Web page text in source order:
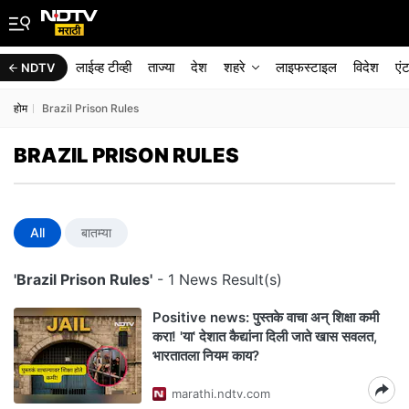
NDTV लाईव्ह टीव्ही ताज्या देश शहरे लाइफस्टाइल विदेश
होम Brazil Prison Rules
BRAZIL PRISON RULES
All बातम्या
'Brazil Prison Rules' - 1 News Result(s)
Positive news: पुस्तके वाचा अन् शिक्षा कमी
करा! 'या' देशात कैद्यांना दिली जाते खास सवलत,
भारतातला नियम काय?
marathi.ndtv.com